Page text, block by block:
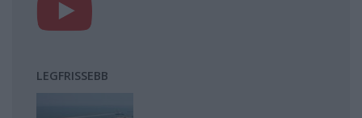
LEGFRISSEBB